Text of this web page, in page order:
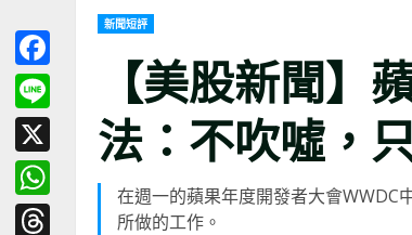
新聞短評
【美股新聞】
法：不吹噓，
在週一的蘋果年度開發者大會WWDC
所做的工作。
Facebook
Line
X
WhatsApp